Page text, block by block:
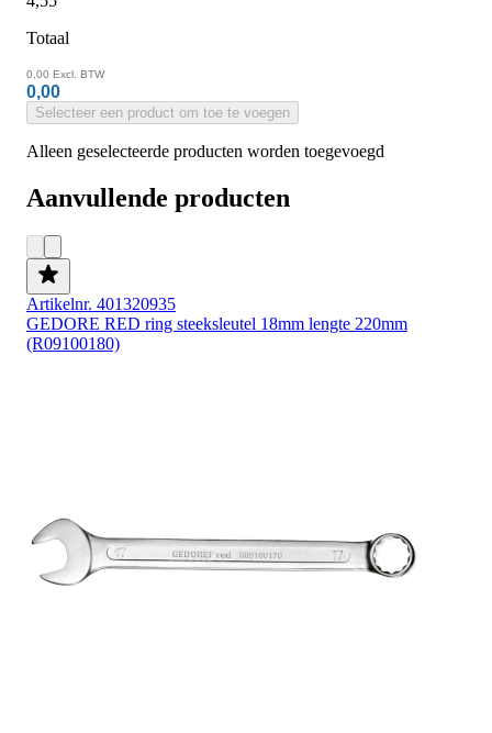
Totaal
0,00 Excl. BTW
0,00
Selecteer een product om toe te voegen
Alleen geselecteerde producten worden toegevoegd
Aanvullende producten
Artikelnr. 401320935
GEDORE RED ring steeksleutel 18mm lengte 220mm
(R09100180)